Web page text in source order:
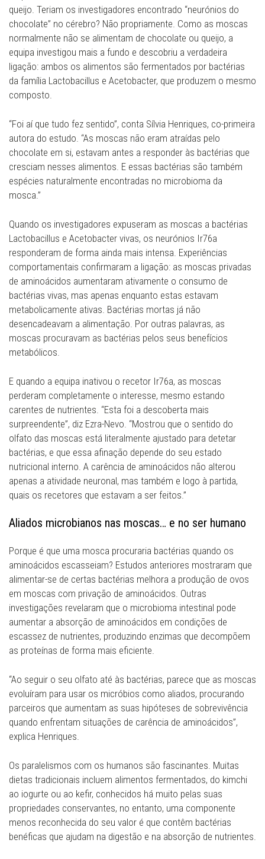
queijo. Teriam os investigadores encontrado “neurónios do
chocolate” no cérebro? Não propriamente. Como as moscas
normalmente não se alimentam de chocolate ou queijo, a
equipa investigou mais a fundo e descobriu a verdadeira
ligação: ambos os alimentos são fermentados por bactérias
da família Lactobacillus e Acetobacter, que produzem o mesmo
composto.
“Foi aí que tudo fez sentido”, conta Sílvia Henriques, co-primeira
autora do estudo. “As moscas não eram atraídas pelo
chocolate em si, estavam antes a responder às bactérias que
cresciam nesses alimentos. E essas bactérias são também
espécies naturalmente encontradas no microbioma da
mosca.”
Quando os investigadores expuseram as moscas a bactérias
Lactobacillus e Acetobacter vivas, os neurónios Ir76a
responderam de forma ainda mais intensa. Experiências
comportamentais confirmaram a ligação: as moscas privadas
de aminoácidos aumentaram ativamente o consumo de
bactérias vivas, mas apenas enquanto estas estavam
metabolicamente ativas. Bactérias mortas já não
desencadeavam a alimentação. Por outras palavras, as
moscas procuravam as bactérias pelos seus benefícios
metabólicos.
E quando a equipa inativou o recetor Ir76a, as moscas
perderam completamente o interesse, mesmo estando
carentes de nutrientes. “Esta foi a descoberta mais
surpreendente”, diz Ezra-Nevo. “Mostrou que o sentido do
olfato das moscas está literalmente ajustado para detetar
bactérias, e que essa afinação depende do seu estado
nutricional interno. A carência de aminoácidos não alterou
apenas a atividade neuronal, mas também e logo à partida,
quais os recetores que estavam a ser feitos.”
Aliados microbianos nas moscas… e no ser humano
Porque é que uma mosca procuraria bactérias quando os
aminoácidos escasseiam? Estudos anteriores mostraram que
alimentar-se de certas bactérias melhora a produção de ovos
em moscas com privação de aminoácidos. Outras
investigações revelaram que o microbioma intestinal pode
aumentar a absorção de aminoácidos em condições de
escassez de nutrientes, produzindo enzimas que decompõem
as proteínas de forma mais eficiente.
“Ao seguir o seu olfato até às bactérias, parece que as moscas
evoluíram para usar os micróbios como aliados, procurando
parceiros que aumentam as suas hipóteses de sobrevivência
quando enfrentam situações de carência de aminoácidos”,
explica Henriques.
Os paralelismos com os humanos são fascinantes. Muitas
dietas tradicionais incluem alimentos fermentados, do kimchi
ao iogurte ou ao kefir, conhecidos há muito pelas suas
propriedades conservantes, no entanto, uma componente
menos reconhecida do seu valor é que contêm bactérias
benéficas que ajudam na digestão e na absorção de nutrientes.